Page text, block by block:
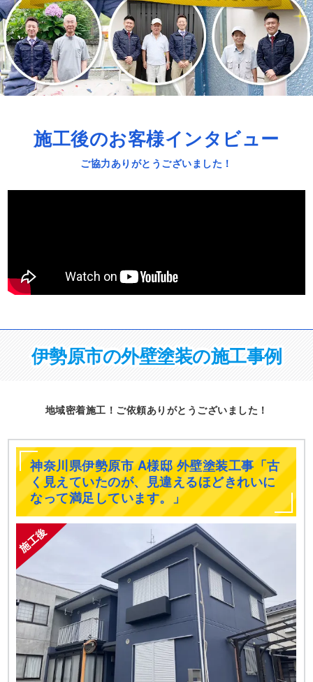
施工後のお客様インタビュー
ご協力ありがとうございました！
伊勢原市の外壁塗装の施工事例
地域密着施工！ご依頼ありがとうございました！
神奈川県伊勢原市 A様邸 外壁塗装工事「古
く見えていたのが、見違えるほどきれいに
なって満足しています。」